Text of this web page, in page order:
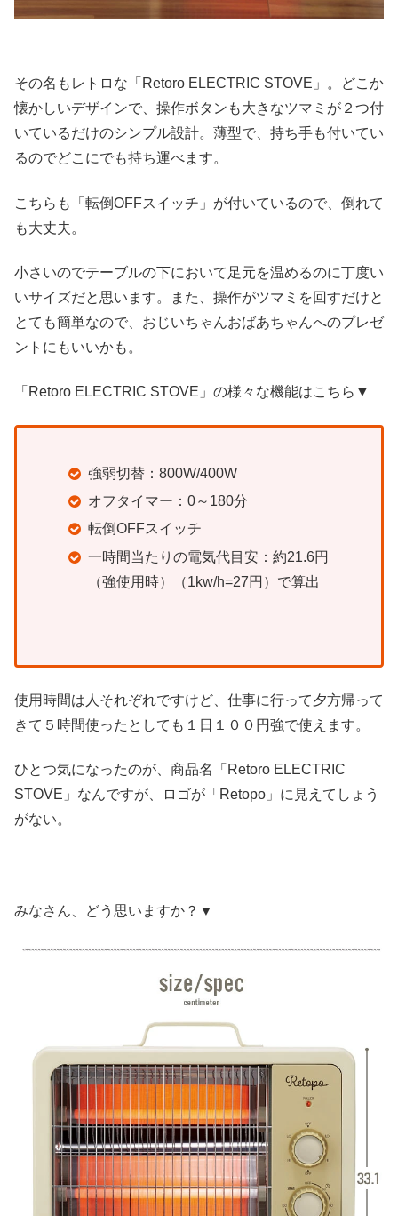
その名もレトロな「 Retoro ELECTRIC STOVE」。どこか
懐かしいデザインで、操作ボタンも大きなツマミが２つ付
いているだけのシンプル設計。薄型で、持ち手も付いてい
るのでどこにでも持ち運べます。
こちらも「転倒OFFスイッチ」が付いているので、倒れて
も大丈夫。
小さいのでテーブルの下において足元を温めるのに丁度い
いサイズだと思います。また、操作がツマミを回すだけと
とても簡単なので、おじいちゃんおばあちゃんへのプレゼ
ントにもいいかも。
「 Retoro ELECTRIC STOVE」の様々な機能はこちら▼
強弱切替：800W/400W
オフタイマー：0～180分
転倒OFFスイッチ
一時間当たりの電気代目安：約21.6円
（強使用時）（1kw/h=27円）で算出
使用時間は人それぞれですけど、仕事に行って夕方帰って
きて５時間使ったとしても１日１００円強で使えます。
ひとつ気になったのが、商品名 「 Retoro ELECTRIC
STOVE」なんですが、ロゴが「Retopo」に見えてしょう
がない。
みなさん、どう思いますか？▼